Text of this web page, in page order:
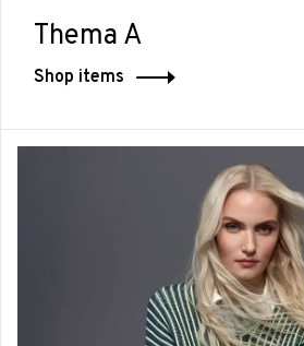
Thema A
Shop items